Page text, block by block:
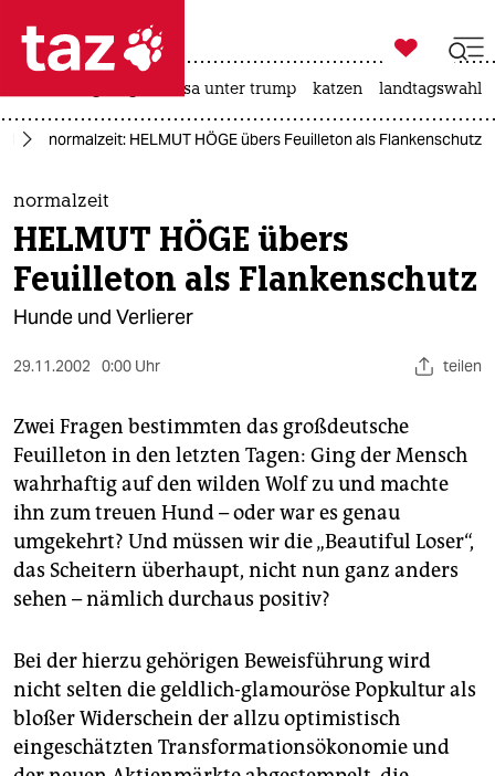
 taz zahl ich
taz zahl ich
themen
politik
öko
sport
berlin
nord
wahrheit
verlag
verlag
veranstaltungen

taz zahl ich
usa unter trump katzen landtagswahl
normalzeit: HELMUT HÖGE übers Feuilleton als Flankenschutz
normalzeit
HELMUT HÖGE übers
Feuilleton als Flankenschutz
Hunde und Verlierer
29.11.2002 0:00 Uhr teilen
Zwei Fragen bestimmten das großdeutsche
Feuilleton in den letzten Tagen: Ging der Mensch
wahrhaftig auf den wilden Wolf zu und machte
ihn zum treuen Hund – oder war es genau
umgekehrt? Und müssen wir die „Beautiful Loser“,
das Scheitern überhaupt, nicht nun ganz anders
sehen – nämlich durchaus positiv?
Bei der hierzu gehörigen Beweisführung wird
nicht selten die geldlich-glamouröse Popkultur als
bloßer Widerschein der allzu optimistisch
eingeschätzten Transformationsökonomie und